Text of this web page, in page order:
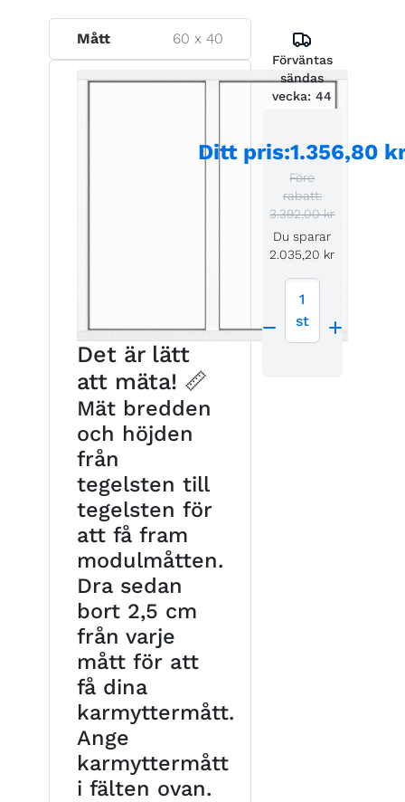
Mått 60 x40
Det är lätt
att mäta! 📏
Mät bredden
och höjden
från
tegelsten till
tegelsten för
att få fram
modulmåtten.
Dra sedan
bort 2,5 cm
från varje
mått för att
få dina
karmyttermått.
Ange
karmyttermått
i fälten ovan.
Förväntas
sändas
vecka: 44
Ditt pris:1.356,80
Före
rabatt:
3.392,00 kr
Du sparar
2.035,20 kr
1
st